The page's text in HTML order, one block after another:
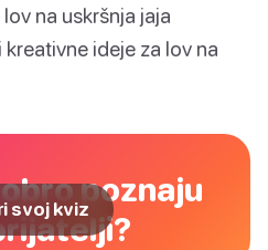
na uskršnja jaja
ideje za lov na
poznaju
svoj kviz